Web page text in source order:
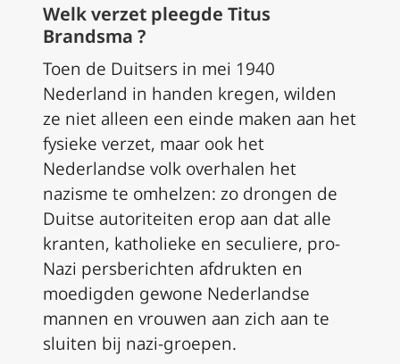
Welk verzet pleegde Titus
Brandsma ?
Toen de Duitsers in mei 1940
Nederland in handen kregen, wilden
ze niet alleen een einde maken aan het
fysieke verzet, maar ook het
Nederlandse volk overhalen het
nazisme te omhelzen: zo drongen de
Duitse autoriteiten erop aan dat alle
kranten, katholieke en seculiere, pro-
Nazi persberichten afdrukten en
moedigden gewone Nederlandse
mannen en vrouwen aan zich aan te
sluiten bij nazi-groepen.